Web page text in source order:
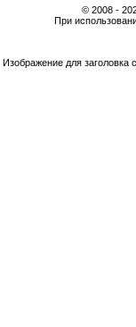
© 2008 -
При
Изображение для